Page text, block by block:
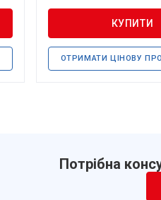
КУПИТИ
ОТРИМАТИ ЦІНОВУ
Потрібна